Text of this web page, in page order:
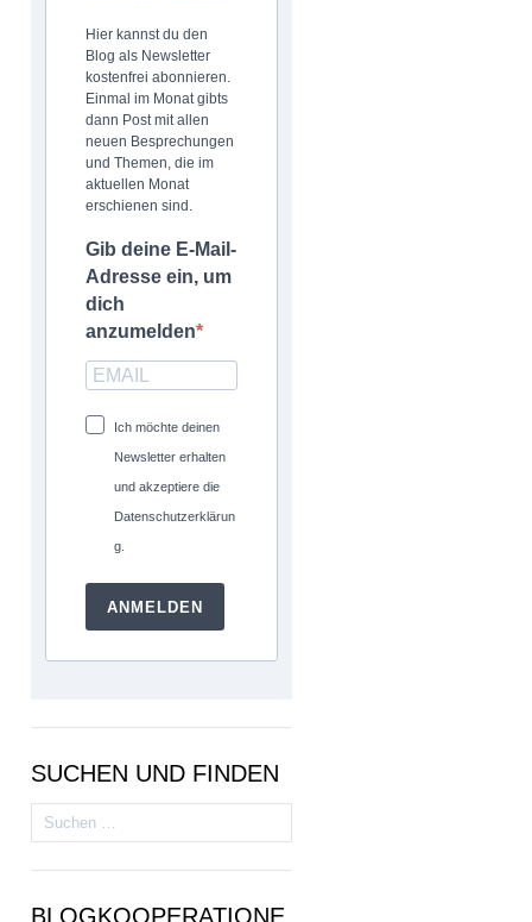
Hier kannst du den
Blog als Newsletter
kostenfrei abonnieren.
Einmal im Monat gibts
dann Post mit allen
neuen Besprechungen
und Themen, die im
aktuellen Monat
erschienen sind.
Gib deine E-Mail-
Adresse ein, um
dich
anzumelden
Ich möchte deinen
Newsletter erhalten
und akzeptiere die
Datenschutzerklärun
g.
ANMELDEN
SUCHEN UND FINDEN
Suchen
nach:
BLOGKOOPERATIONE